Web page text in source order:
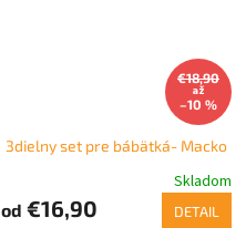
€18,90
až
–10 %
3dielny set pre bábätká- Macko
Skladom
od €16,90 DETAIL